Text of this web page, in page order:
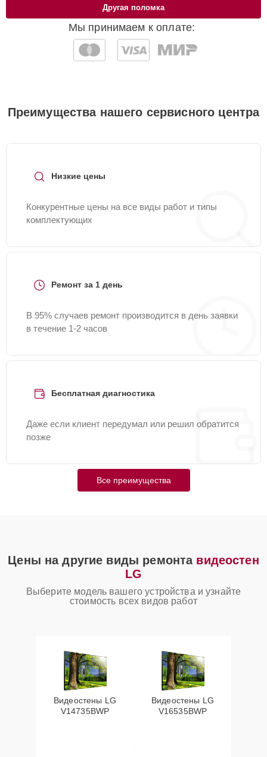
Мы принимаем к оплате:
Другая поломка
Преимущества нашего сервисного центра
Низкие цены
Конкурентные цены на все виды работ и типы
комплектующих
Ремонт за 1 день
В 95% случаев ремонт производится в день заявки
в течение 1-2 часов
Бесплатная диагностика
Даже если клиент передумал или решил обратится
позже
Все преимущества
Цены на другие виды ремонта видеостен
LG
Выберите модель вашего устройства и узнайте
стоимость всех видов работ
Видеостены LG
V14735BWP
Видеостены LG
V16535BWP